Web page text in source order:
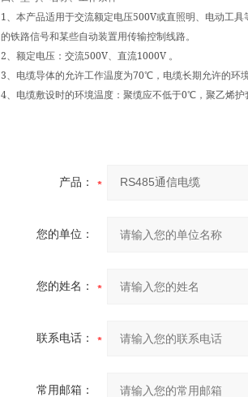
1、本产品适用于交流额定电压500V或直照明、电动工具
的铁路信号和某些自动装置用传输控制线路。
2、额定电压：交流500V、直流1000V 。
3、电缆导体的允许工作温度为70℃ ，电缆长期允许的环
4、电缆敷设时的环境温度：聚缆应不低于0℃ ，聚乙烯
产品：
您的单位：
您的姓名：
联系电话：
常用邮箱：